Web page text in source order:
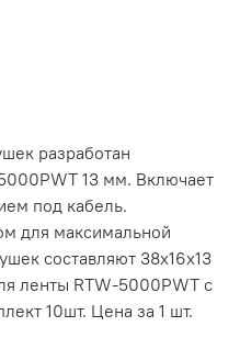
разработан
13 мм. Включает
под кабель.
для максимальной
составляют 38x16x13
ленты RTW-5000PWT с
10шт. Цена за 1 шт.